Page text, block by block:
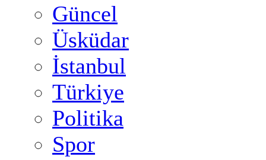
Güncel
Üsküdar
İstanbul
Türkiye
Politika
Spor